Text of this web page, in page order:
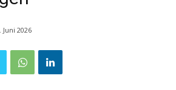
Juni 2026